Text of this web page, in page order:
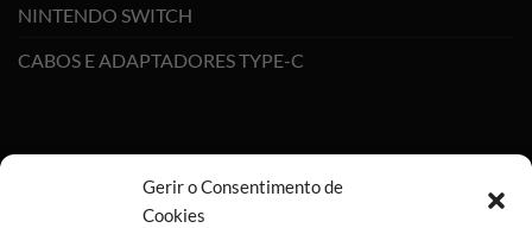
Gerir o Consentimento de
Cookies
NINTENDO SWITCH
CABOS E ADAPTADORES TYPE-C